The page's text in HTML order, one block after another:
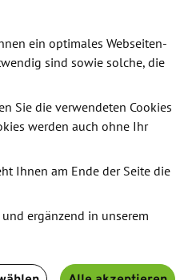
der
Die
ein optimales Webseiten-
sind sowie solche, die
Sie die verwendeten Cookies
werden auch ohne Ihr
Ihnen am Ende der Seite die
und ergänzend in unserem